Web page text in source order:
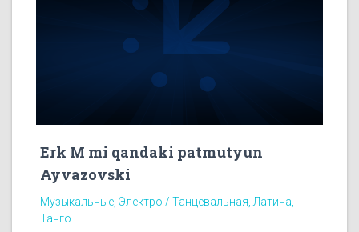
Erk M mi qandaki patmutyun
Ayvazovski
Музыкальные, Электро / Танцевальная, Латина,
Танго